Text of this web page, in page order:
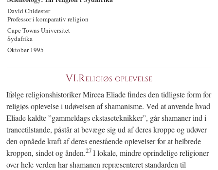
David Chidester
Professor i komparativ religion
Cape Towns Universitet
Sydafrika
Oktober 1995
VI.Religiøs oplevelse
Ifølge religionshistoriker Mircea Eliade findes den tidligste form for
religiøs oplevelse i udøvelsen af shamanisme. Ved at anvende hvad
Eliade kaldte ”gammeldags ekstaseteknikker”, går shamaner ind i
trancetilstande, påstår at bevæge sig ud af deres kroppe og udøver
den opnåede kraft af deres enestående oplevelser for at helbrede
kroppen, sindet og ånden.27I lokale, mindre oprindelige religioner
over hele verden har shamanen repræsenteret standarden til